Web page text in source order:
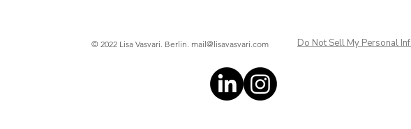
© 2022 Lisa Vasvari. Berlin. mail@lisavasvari.com Do Not Sell My Personal